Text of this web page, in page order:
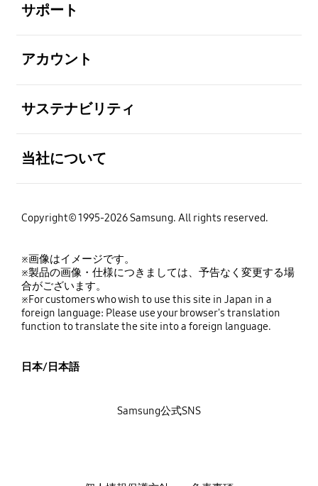
サポート
アカウント
サステナビリティ
当社について
Copyright© 1995-2026 Samsung. All rights reserved.
※画像はイメージです。
※製品の画像・仕様につきましては、予告なく変更する場
合がございます。
※For customers who wish to use this site in Japan in a
foreign language: Please use your browser's translation
function to translate the site into a foreign language.
日本/日本語
Samsung公式SNS